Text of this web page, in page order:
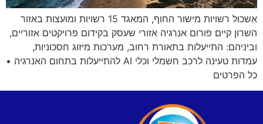
אשכול רשויות מישור החוף, המאגד 15 רשויות ומועצות באזור
השרון קיים פורום אנרגיה אזורי שעסק בקידום פרויקטים אזוריים,
וביניהם: התייעלות בתאורת רחוב, מערכות מיזוג חסכוניות,
עמדות טעינה לרכב חשמלי וכלי AI להתייעלות בתחום האנרגיה •
כל הפרטים